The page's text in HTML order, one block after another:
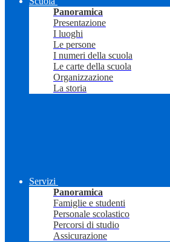
Panoramica
Presentazione
I luoghi
Le persone
I numeri della scuola
Le carte della scuola
Organizzazione
La storia
Servizi
Panoramica
Famiglie e studenti
Personale scolastico
Percorsi di studio
Assicurazione